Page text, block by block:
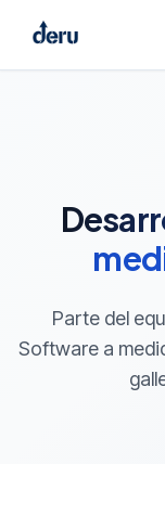
Parte del
Software a